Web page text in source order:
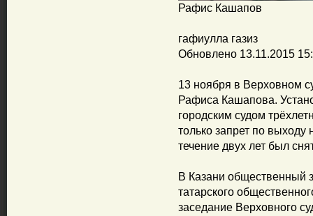
Рафис Кашапов
гафиулла газиз
Обновлено 13.11.2015
13 ноября в Верховном
Рафиса Кашапова.
городским судом
только запрет по выходу
течение двух лет был
В Казани общественный
татарского
заседание Верховного